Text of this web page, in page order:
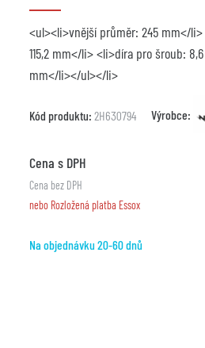
<ul><li>vnější průměr: 245 mm</
115,2 mm</li> <li>díra pro šroub:
mm</li></ul></li>
Kód produktu: 2H630794 Výrobce:
Cena s DPH
Cena bez DPH
nebo Rozložená platba Essox
Na objednávku 20-60 dnů